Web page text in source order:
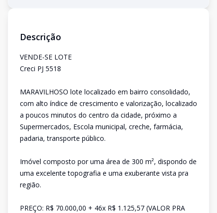
Descrição
VENDE-SE LOTE
Creci PJ 5518
MARAVILHOSO lote localizado em bairro consolidado,
com alto índice de crescimento e valorização, localizado
a poucos minutos do centro da cidade, próximo a
Supermercados, Escola municipal, creche, farmácia,
padaria, transporte público.
Imóvel composto por uma área de 300 m², dispondo de
uma excelente topografia e uma exuberante vista pra
região.
PREÇO: R$ 70.000,00 + 46x R$ 1.125,57 (VALOR PRA